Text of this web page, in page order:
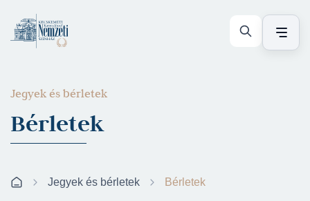
Jegyek és bérletek
Bérletek
Jegyek és bérletek Bérletek